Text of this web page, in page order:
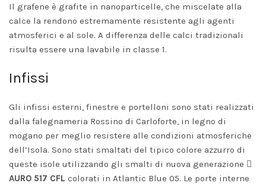
Il grafene è grafite in nanoparticelle, che miscelate alla
calce la rendono estremamente resistente agli agenti
atmosferici e al sole. A differenza delle calci tradizionali
risulta essere una lavabile in classe 1.
Infissi
Gli infissi esterni, finestre e portelloni sono stati realizzati
dalla falegnameria Rossino di Carloforte, in legno di
mogano per meglio resistere alle condizioni atmosferiche
dell’Isola. Sono stati smaltati del tipico colore azzurro di
queste isole utilizzando gli smalti di nuova generazione
AURO 517 CFL colorati in Atlantic Blue 05. Le porte interne